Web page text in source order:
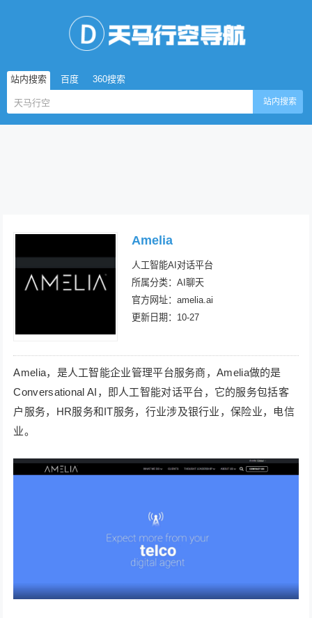
站内搜索 百度 360搜索
站内搜索
Amelia
人工智能AI对话平台
所属分类：AI聊天
官方网址：amelia.ai
更新日期：10-27
Amelia，是人工智能企业管理平台服务商，Amelia做的是
Conversational AI，即人工智能对话平台，它的服务包括客
户服务，HR服务和IT服务，行业涉及银行业，保险业，电信
业。